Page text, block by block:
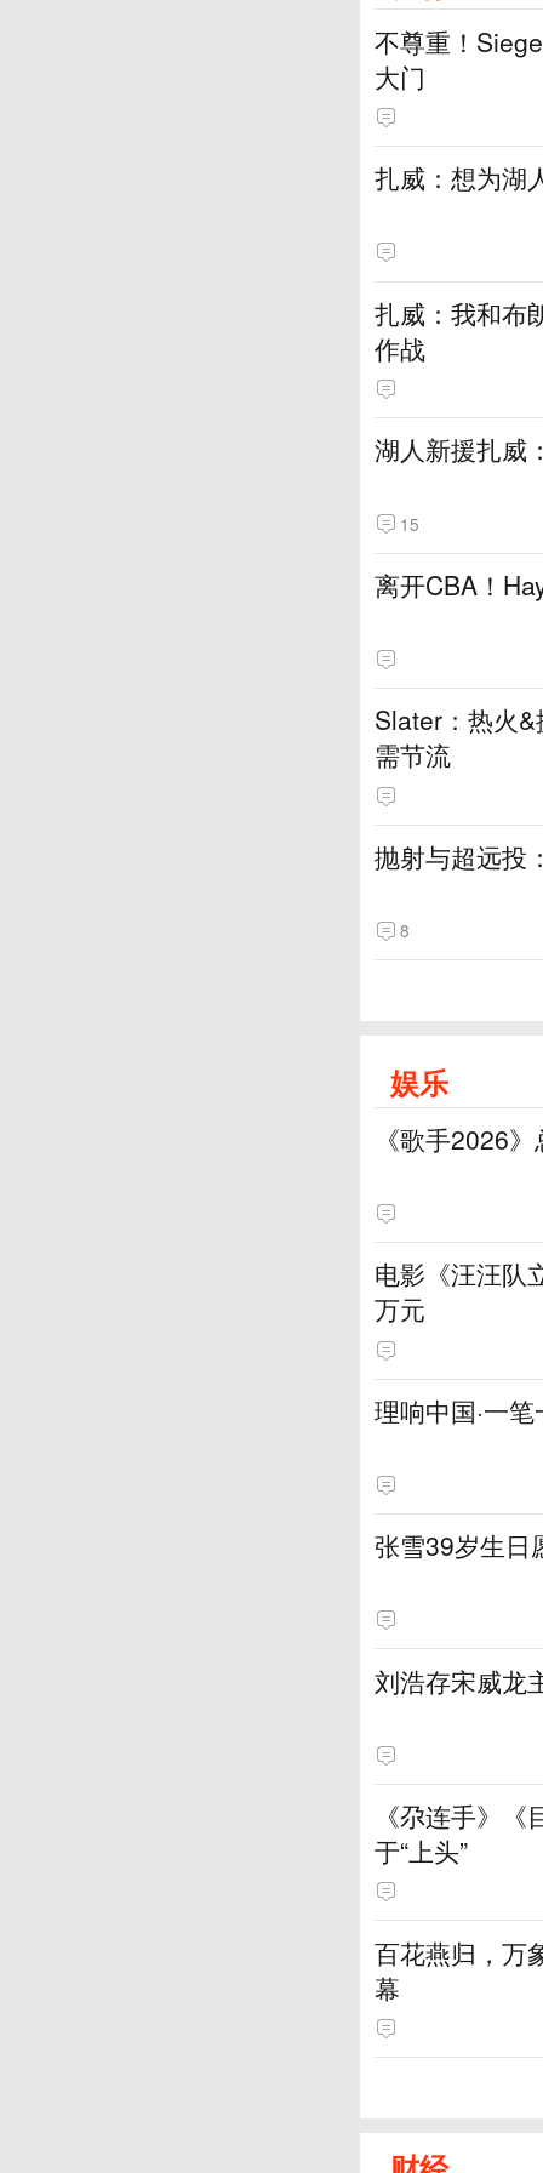
不尊重！
大门
扎威：想为湖
扎威：我和布
作战
湖人新援扎威
15
离开CBA！
Slater：热火
需节流
抛射与超远投
8
娱乐
《歌手2026
电影《汪汪队
万元
理响中国·一
张雪39岁生日
刘浩存宋威龙
《尕连手》
于“上头”
百花燕归，万
幕